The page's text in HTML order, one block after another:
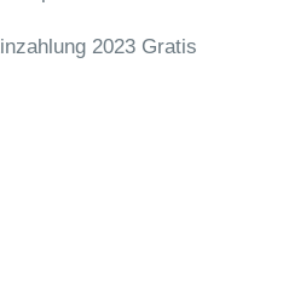
2023 Gratis